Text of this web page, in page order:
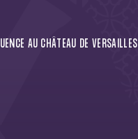
AU CHÂTEAU DE VERSAILLES